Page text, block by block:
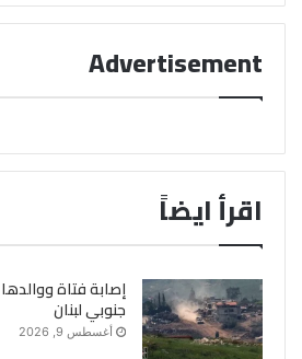
Advertisement
اقرأ ايضاً
إصابة فتاة
جنوبي لبنان
أغسطس 9, 2026